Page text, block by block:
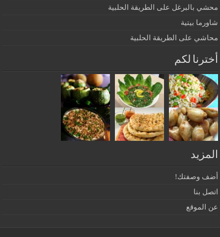
محشي بالبرغل على الطريقة الحلبية
شاورما بيتية
محاشي على الطريقة الحلبية
أخترنا لكم
المزيد
أضف وصفتك!
اتصل بنا
عن الموقع